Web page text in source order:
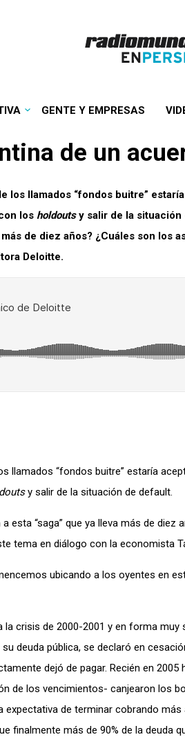
GENTE Y EMPRESAS
de un
los llamados “fondos buitre”
los holdoutsy salir de la situación
de diez años? ¿Cuáles son los
Deloitte.
llamados “fondos buitre” estaría
y salir de la situación de default.
esta “saga” que ya lleva más de
tema en diálogo con la economista
ubicando a los oyentes en
crisis de 2000-2001 y en forma
deuda pública, se declaró en
dejó de pagar. Recién en
de los vencimientos- canjearon los
de terminar cobrando más
finalmente más de 90% de la deuda